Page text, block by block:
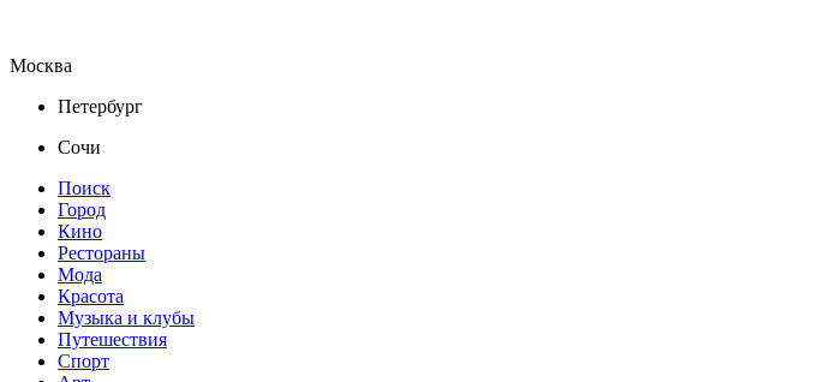
Москва
Петербург
Сочи
Поиск
Город
Кино
Рестораны
Мода
Красота
Музыка и клубы
Путешествия
Спорт